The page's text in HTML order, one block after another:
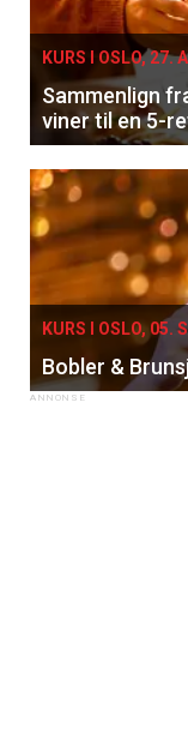
KURS I OSLO, 27.
Sammenlign
viner til en 5-
KURS I OSLO, 05.
Bobler &